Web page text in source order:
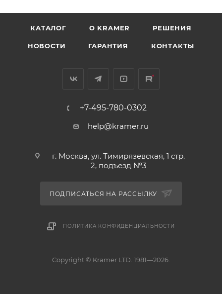
КАТАЛОГ O KRAMER РЕШЕНИЯ
НОВОСТИ ГАРАНТИЯ КОНТАКТЫ
+7-495-780-0302
help@kramer.ru
г. Москва, ул. Тимирязевская, 1 стр.
2, подъезд №3
ПОДПИСАТЬСЯ НА РАССЫЛКУ
ПОЛИТИКА КОНФИДЕНЦИАЛЬНОСТИ
Copyright © Kramer LTD. 1981—2026.